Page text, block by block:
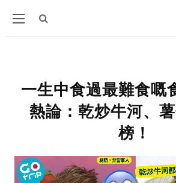
一生中食過最難食嘅
熱論：乾炒牛河、
榜！